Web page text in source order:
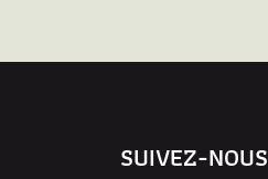
SUIVEZ-NOUS